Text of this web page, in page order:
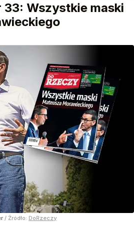
Wszystkie maski
/ Źródło: DoRzeczy